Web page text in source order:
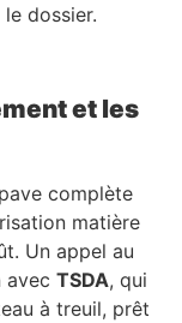
dossier.
et les
complète
matière
Un appel au
avec TSDA, qui
à treuil, prêt